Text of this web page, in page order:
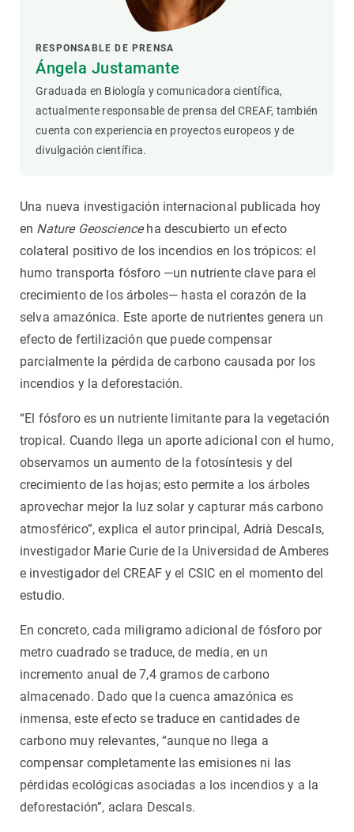
RESPONSABLE DE PRENSA
Ángela Justamante
Graduada en Biología y comunicadora científica,
actualmente responsable de prensa del CREAF, también
cuenta con experiencia en proyectos europeos y de
divulgación científica.
Una nueva investigación internacional publicada hoy
en Nature Geoscience ha descubierto un efecto
colateral positivo de los incendios en los trópicos: el
humo transporta fósforo —un nutriente clave para el
crecimiento de los árboles— hasta el corazón de la
selva amazónica. Este aporte de nutrientes genera un
efecto de fertilización que puede compensar
parcialmente la pérdida de carbono causada por los
incendios y la deforestación.
“El fósforo es un nutriente limitante para la vegetación
tropical. Cuando llega un aporte adicional con el humo,
observamos un aumento de la fotosíntesis y del
crecimiento de las hojas; esto permite a los árboles
aprovechar mejor la luz solar y capturar más carbono
atmosférico”, explica el autor principal, Adrià Descals,
investigador Marie Curie de la Universidad de Amberes
e investigador del CREAF y el CSIC en el momento del
estudio.
En concreto, cada miligramo adicional de fósforo por
metro cuadrado se traduce, de media, en un
incremento anual de 7,4 gramos de carbono
almacenado. Dado que la cuenca amazónica es
inmensa, este efecto se traduce en cantidades de
carbono muy relevantes, “aunque no llega a
compensar completamente las emisiones ni las
pérdidas ecológicas asociadas a los incendios y a la
deforestación”, aclara Descals.